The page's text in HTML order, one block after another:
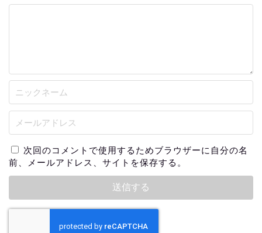
次回のコメントで使用するためブラウザーに自分の名
前、メールアドレス、サイトを保存する。